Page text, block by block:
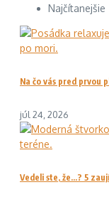
Najčítanejšie
Na čo vás pred prvou
júl 24, 2026
Vedeli ste, že…? 5